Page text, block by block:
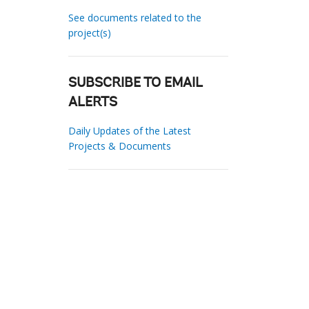
See documents related to the
project(s)
SUBSCRIBE TO EMAIL
ALERTS
Daily Updates of the Latest
Projects & Documents